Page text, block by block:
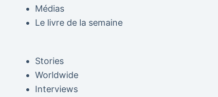
Médias
Le livre de la semaine
Stories
Worldwide
Interviews